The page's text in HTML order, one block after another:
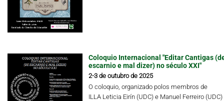
Coloquio Internacional "Editar Cantigas
escarnio e mal dizer) no século XXI"
2-3 de outubro de 2025
O coloquio, organizado polos membros de
ILLA Leticia Eirín (UDC) e Manuel Ferreiro (UDC)